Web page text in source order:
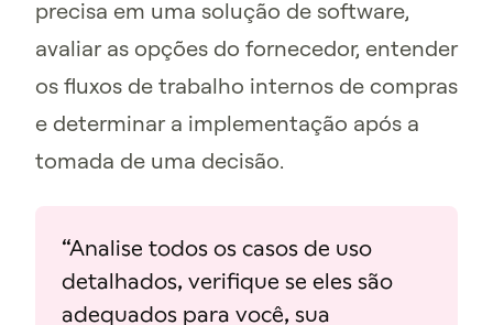
precisa em uma solução de software,
avaliar as opções do fornecedor, entender
os fluxos de trabalho internos de compras
e determinar a implementação após a
tomada de uma decisão.
“Analise todos os casos de uso
detalhados, verifique se eles são
adequados para você, sua